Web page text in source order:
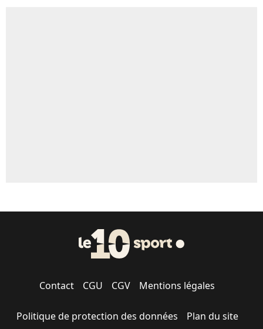
Contact CGU CGV Mentions légales
Politique de protection des données Plan du site